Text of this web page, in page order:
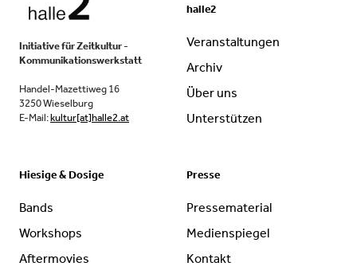
Initiative für Zeitkultur -
Kommunikationswerkstatt
Handel-Mazettiweg 16
3250 Wieselburg
E-Mail:kultur[at]halle2.at
halle2
Veranstaltungen
Archiv
Über uns
Unterstützen
Hiesige & Dosige
Bands
Workshops
Aftermovies
Presse
Pressematerial
Medienspiegel
Kontakt